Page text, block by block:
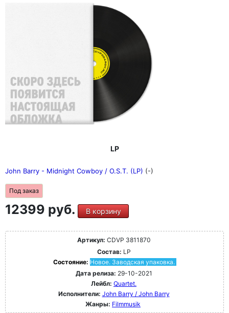
LP
John Barry - Midnight Cowboy / O.S.T. (LP) (-)
Под заказ
12399 руб. В корзину
Артикул: CDVP 3811870
Состав: LP
Состояние: Новое. Заводская упаковка.
Дата релиза: 29-10-2021
Лейбл: Quartet.
Исполнители: John Barry / John Barry
Жанры: Filmmusik